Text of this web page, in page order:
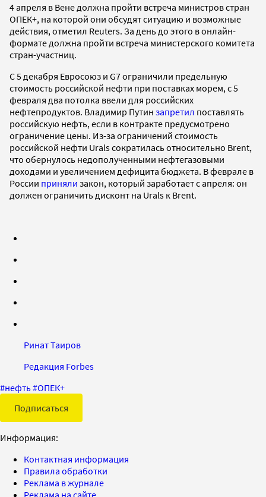
4 апреля в Вене должна пройти встреча министров стран
ОПЕК+, на которой они обсудят ситуацию и возможные
действия, отметил Reuters. За день до этого в онлайн-
формате должна пройти встреча министерского комитета
стран-участниц.
С 5 декабря Евросоюз и G7 ограничили предельную
стоимость российской нефти при поставках морем, с 5
февраля два потолка ввели для российских
нефтепродуктов. Владимир Путин запретил поставлять
российскую нефть, если в контракте предусмотрено
ограничение цены. Из-за ограничений стоимость
российской нефти Urals сократилась относительно Brent,
что обернулось недополученными нефтегазовыми
доходами и увеличением дефицита бюджета. В феврале в
России приняли закон, который заработает с апреля: он
должен ограничить дисконт на Urals к Brent.
Ринат Таиров
Редакция Forbes
#нефть#ОПЕК+
Подписаться
Информация:
Контактная информация
Правила обработки
Реклама в журнале
Реклама на сайте